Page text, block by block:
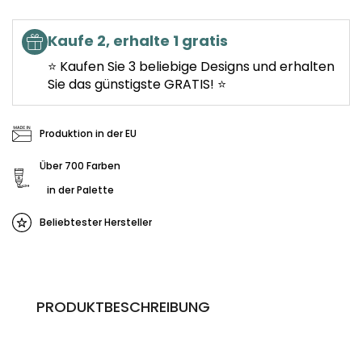
Kaufe 2, erhalte 1 gratis
⭐ Kaufen Sie 3 beliebige Designs und erhalten
Sie das günstigste GRATIS! ⭐
Produktion in der EU
Über 700 Farben
in der Palette
Beliebtester Hersteller
PRODUKTBESCHREIBUNG